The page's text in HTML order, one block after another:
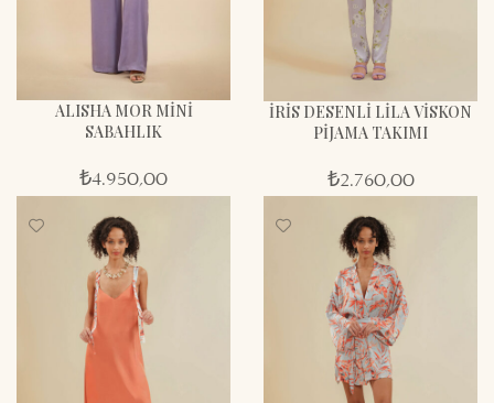
ALISHA MOR MİNİ
SABAHLIK
₺4.950,00
İRİS DESENLİ LİLA VİSKON
PİJAMA TAKIMI
₺2.760,00